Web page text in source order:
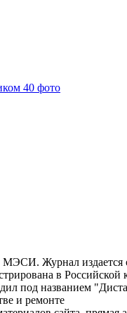
40 фото
Журнал
в
под названием
и ремонте